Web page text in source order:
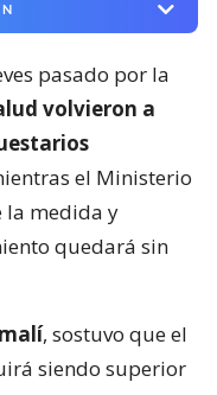
pasado por la
volvieron a
el Ministerio
la medida y
quedará sin
, sostuvo que el
siendo superior